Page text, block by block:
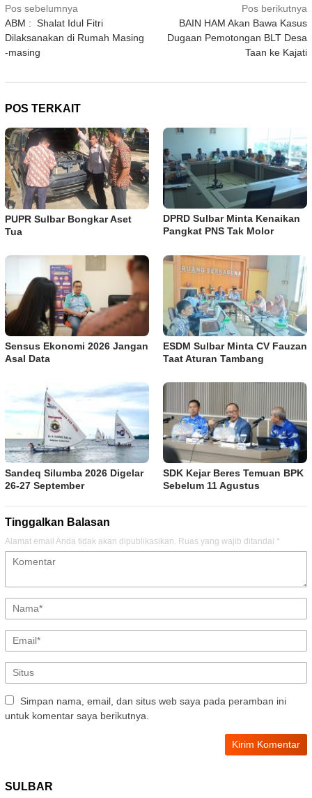
Navigasi
pos
Pos sebelumnya
ABM : Shalat Idul Fitri
Dilaksanakan di Rumah Masing
-masing
Pos berikutnya
BAIN HAM Akan Bawa Kasus
Dugaan Pemotongan BLT Desa
Taan ke Kajati
POS TERKAIT
PUPR Sulbar Bongkar Aset
Tua
DPRD Sulbar Minta Kenaikan
Pangkat PNS Tak Molor
Sensus Ekonomi 2026 Jangan
Asal Data
ESDM Sulbar Minta CV Fauzan
Taat Aturan Tambang
Sandeq Silumba 2026 Digelar
26-27 September
SDK Kejar Beres Temuan BPK
Sebelum 11 Agustus
Tinggalkan Balasan
Alamat email Anda tidak akan dipublikasikan. Ruas yang wajib ditandai *
Simpan nama, email, dan situs web saya pada peramban ini
untuk komentar saya berikutnya.
SULBAR